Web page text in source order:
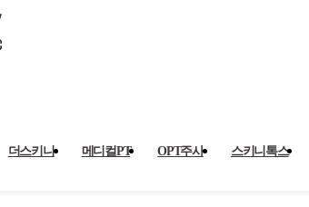
료 안내 > 공지사항
더스키니 메디컬PT OPT주사 스키니톡스